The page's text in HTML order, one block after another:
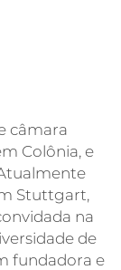
câmara
Colônia, e
Stuttgart,
na
de
fundadora e